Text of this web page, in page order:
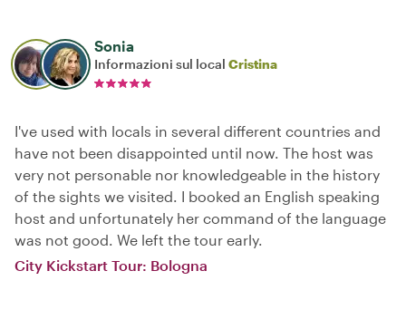
Sonia
Informazioni sul local Cristina
I've used with locals in several different countries and
have not been disappointed until now. The host was
very not personable nor knowledgeable in the history
of the sights we visited. I booked an English speaking
host and unfortunately her command of the language
was not good. We left the tour early.
City Kickstart Tour: Bologna